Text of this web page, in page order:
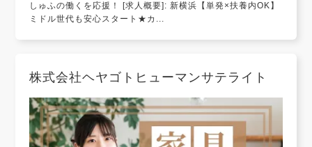
しゅふの働くを応援！ [求人概要]: 新横浜【単発×扶養内OK】
ミドル世代も安心スタート★カ...
株式会社ヘヤゴトヒューマンサテライト